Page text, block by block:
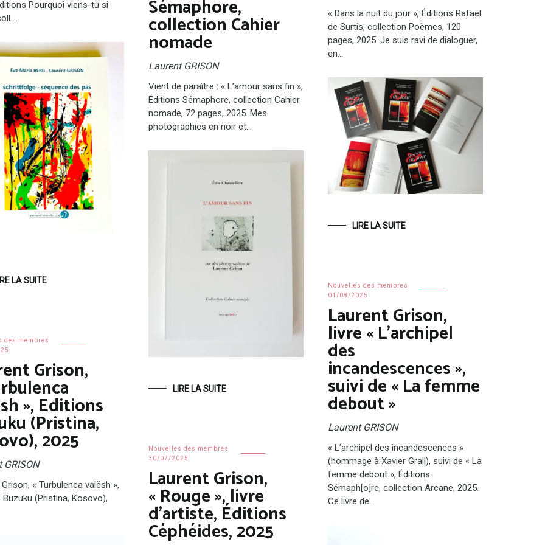
Pourquoi viens-tu si
LA SUITE
« Dans la nuit du jour », Éditions Rafael
de Surtis, collection Poèmes, 120
pages, 2025. Je suis ravi de dialoguer,
en…
LIRE LA SUITE
Sémaphore,
collection Cahier
nomade
Laurent GRISON
Vient de paraître : « L’amour sans fin »,
Éditions Sémaphore, collection Cahier
nomade, 72 pages, 2025. Mes
photographies en noir et…
LIRE LA SUITE
Nouvelles des membres
01/08/2025
Laurent Grison,
livre « L’archipel
des
incandescences »,
suivi de « La femme
debout »
Laurent GRISON
« L’archipel des incandescences »
(hommage à Xavier Grall), suivi de « La
femme debout », Éditions
Sémaph[o]re, collection Arcane, 2025.
Ce livre de…
des membres
Grison,
», Editions
(Pristina,
2025
GRISON
« Turbulenca valësh »,
Buzuku (Pristina, Kosovo),
Nouvelles des membres
30/07/2025
Laurent Grison,
« Rouge », livre
d’artiste, Éditions
Céphéides, 2025